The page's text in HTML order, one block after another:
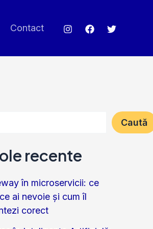
Contact
Caută
recente
în microservicii: ce
ai nevoie și cum îl
corect